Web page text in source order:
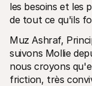
les besoins et les
de tout ce qu'ils
Muz Ashraf,
suivons Mollie
nous croyons
friction, très